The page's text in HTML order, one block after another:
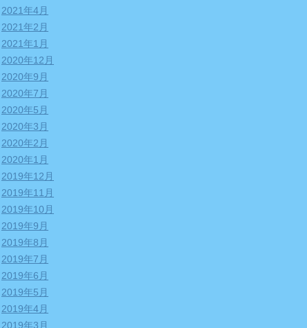
2021年4月
2021年2月
2021年1月
2020年12月
2020年9月
2020年7月
2020年5月
2020年3月
2020年2月
2020年1月
2019年12月
2019年11月
2019年10月
2019年9月
2019年8月
2019年7月
2019年6月
2019年5月
2019年4月
2019年3月